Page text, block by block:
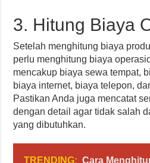
3. Hitung Biaya
Setelah menghitung biaya
perlu menghitung biaya
mencakup biaya sewa tempat,
biaya internet, biaya telepon,
Pastikan Anda juga mencatat
dengan detail agar tidak salah
yang dibutuhkan.
TRENDING: Cara